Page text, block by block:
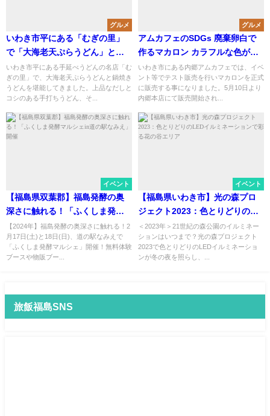
グルメ
いわき市平にある「むぎの里」
で「大海老天ぷらうどん」と
「鍋焼きうどん」を食べてみ
た。
いわき市平にある手延べうどんの名店「む
ぎの里」で、大海老天ぷらうどんと鍋焼き
うどんを堪能してきました。上品なだしと
コシのある手打ちうどん、そ...
グルメ
アムカフェのSDGs 廃棄卵白で
作るマカロン カラフルな色がお
洒落で可愛 全5種類内郷本店にて
販売へ
いわき市にある内郷アムカフェでは、イベ
ント等でテスト販売を行いマカロンを正式
に販売する事になりました。5月10日より
内郷本店にて販売開始され...
イベント
【福島県双葉郡】福島発酵の奥
深さに触れる！「ふくしま発酵
マルシェin道の駅なみえ」開催
【2024年】福島発酵の奥深さに触れる！2
月17日(土)と18日(日)、道の駅なみえで
「ふくしま発酵マルシェ」開催！無料体験
ブースや物販ブー...
イベント
【福島県いわき市】光の森プロ
ジェクト2023：色とりどりの
LEDイルミネーションで彩る花
の谷エリア
＜2023年＞21世紀の森公園のイルミネー
ションはいつまで？光の森プロジェクト
2023で色とりどりのLEDイルミネーショ
ンが冬の夜を照らし、...
旅飯福島SNS